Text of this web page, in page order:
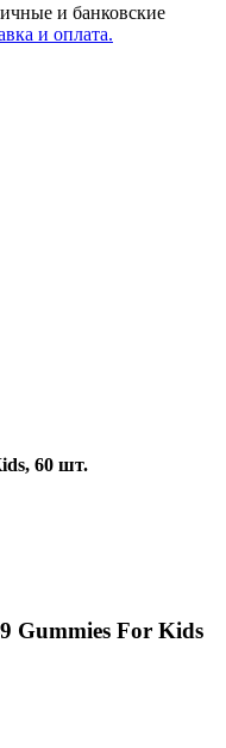
и банковские
и оплата.
60 шт.
Gummies For Kids